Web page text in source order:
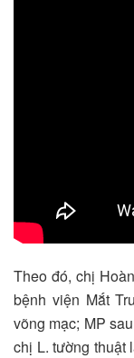
Theo đó, chị
bệnh viện Mắt
võng mạc; MP
chị L. tường thuật